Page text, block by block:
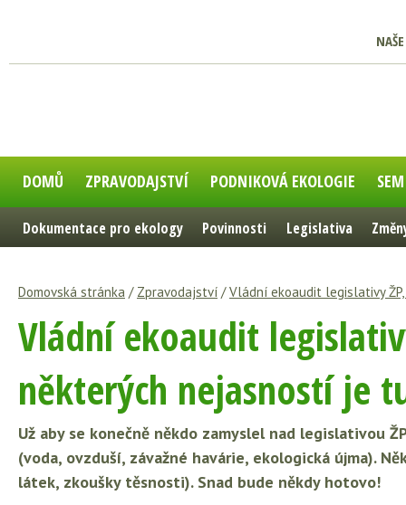
DOMŮ ZPRAVODAJSTVÍ PODNIKOVÁ EKOLOGIE
Dokumentace pro ekology Povinnosti Legislativa
Domovská stránka / Zpravodajství /Vládní ekoaudit legislativy
Vládní ekoaudit
některých nejasností je
Už aby se konečně někdo zamyslel nad legislativou
(voda, ovzduší, závažné havárie, ekologická újma).
látek, zkoušky těsnosti). Snad bude někdy hotovo!